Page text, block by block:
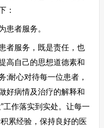
：
者服务。
服务，既是责任，也
高自己的思想道德素和
;耐心对待每一位患者，
好病情及治疗的解释和
工作落实到实处。让每一
累经验，保持良好的医